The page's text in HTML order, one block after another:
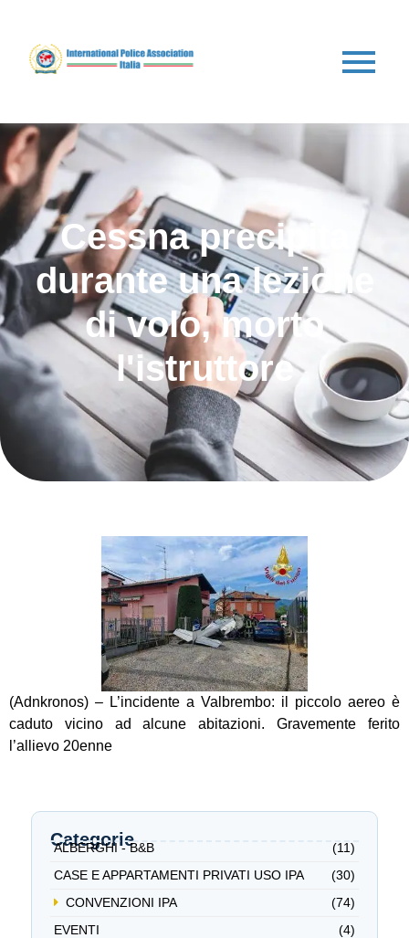
Cessna precipita
durante una lezione
di volo, morto
l'istruttore
(Adnkronos) – L’incidente a Valbrembo: il piccolo aereo è
caduto vicino ad alcune abitazioni. Gravemente ferito
l’allievo 20enne
Categorie
ALBERGHI - B&B
(11)
CASE E APPARTAMENTI PRIVATI USO IPA
(30)
CONVENZIONI IPA
(74)
EVENTI
(4)